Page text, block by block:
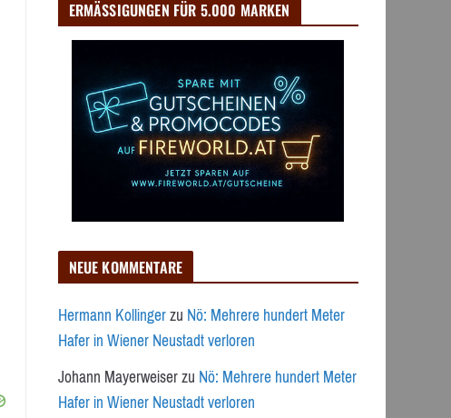
ERMÄSSIGUNGEN FÜR 5.000 MARKEN
NEUE KOMMENTARE
Hermann KollingerzuNö: Mehrere hundert Meter
Hafer in Wiener Neustadt verloren
Johann MayerweiserzuNö: Mehrere hundert Meter
Hafer in Wiener Neustadt verloren